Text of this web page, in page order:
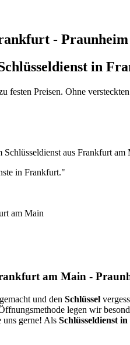
- Praunheim
in
festen Preisen. Ohne
in Frankfurt."
am Main -
und den Schlüssel
legen wir
uns gerne! Als Schlüsseldienst